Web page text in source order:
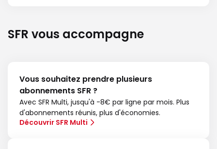
SFR vous accompagne
Vous souhaitez prendre plusieurs
abonnements SFR ?
Avec SFR Multi, jusqu'à -8€ par ligne par mois. Plus
d'abonnements réunis, plus d'économies.
Découvrir SFR Multi